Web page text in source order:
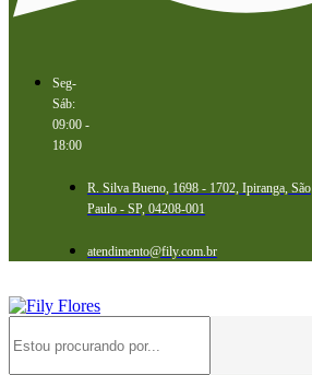
Seg-
Sáb:
09:00 -
18:00
R. Silva Bueno, 1698 - 1702, Ipiranga, São
Paulo - SP, 04208-001
atendimento@fily.com.br